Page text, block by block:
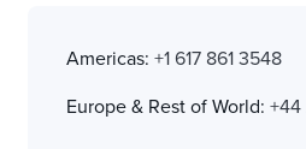
Americas: +1 617 861 3548
Europe & Rest of World: +44